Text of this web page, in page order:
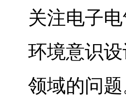
关注电子
环境意识
领域的问